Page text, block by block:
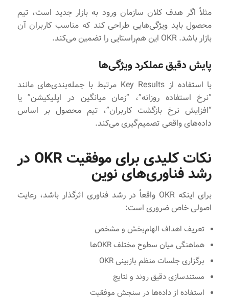
مثلاً اگر هدف کلان سازمان ورود به بازار جدید است، تیم
محصول باید ویژگی‌هایی طراحی کند که مناسب کاربران آن
بازار باشد. OKR این هم‌راستایی را تضمین می‌کند.
پایش دقیق عملکرد ویژگی‌ها
با استفاده از Key Results مرتبط با جمله‌بندی‌های مانند
“نرخ استفاده روزانه”، “زمان میانگین در اپلیکیشن” یا
“افزایش نرخ بازگشت کاربران”، تیم محصول بر اساس
داده‌های واقعی تصمیم‌گیری می‌کند.
نکات کلیدی برای موفقیت OKR در
رشد فناوری‌های نوین
برای اینکه OKR واقعاً در رشد فناوری اثرگذار باشد، رعایت
اصولی خاص ضروری است:
تعریف اهداف الهام‌بخش و مشخص
هماهنگی میان سطوح مختلف OKRها
برگزاری جلسات منظم بازبینی OKR
مستندسازی دقیق روند و نتایج
استفاده از داده‌ها در سنجش موفقیت